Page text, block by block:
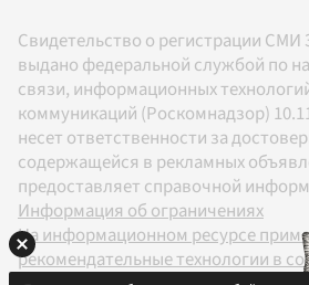
Свидетельство о регистрации
выдано федеральной службой по
связи, информационных
коммуникаций (Роскомнадзор)
несет ответственности за
содержащейся в рекламных
предоставляет справочной
Информация об ограничениях
На информационном ресурсе
рекомендательные технологии в